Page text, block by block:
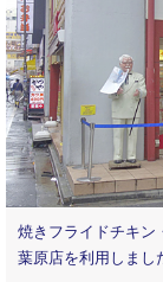
焼きフライドチキン
葉原店を利用しまし